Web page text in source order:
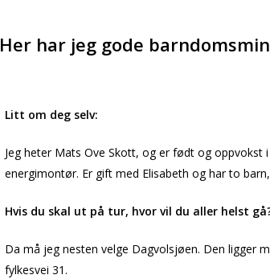
Her har jeg gode
Litt om deg selv:
Jeg heter Mats Ove Skott, og er født og oppvokst
energimontør. Er gift med Elisabeth og har to
Hvis du skal ut på tur, hvor vil du aller helst
Da må jeg nesten velge Dagvolsjøen. Den ligger
fylkesvei 31.